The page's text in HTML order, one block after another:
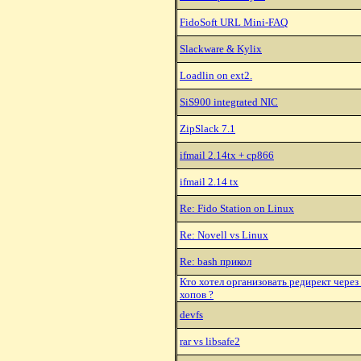
FidoSoft URL Mini-FAQ
Slackware & Kylix
Loadlin on ext2.
SiS900 integrated NIC
ZipSlack 7.1
ifmail 2.14tx + cp866
ifmail 2.14 tx
Re: Fido Station on Linux
Re: Novell vs Linux
Re: bash прикол
Кто хотел организовать редирект через
хопов ?
devfs
rar vs libsafe2